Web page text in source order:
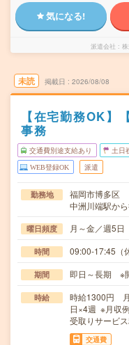
気になる!
派遣会社
未読 掲載日 2026/08/08
【在宅勤務OK】
事務
交通費別途支給あり 土日
WEB登録OK 派遣
勤務地
福岡市博多区
中洲川端駅か
曜日頻度 月～金／週5日
時間 09:00-17:45（
期間 即日～長期 ※
時給
時給1300円
日×4週 ※月収
受取りサービ
交通費